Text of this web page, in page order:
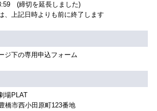
(締切を延長しました)
、上記日時よりも前に終了します
ジ下の専用申込フォーム
場PLAT
橋市西小田原町123番地